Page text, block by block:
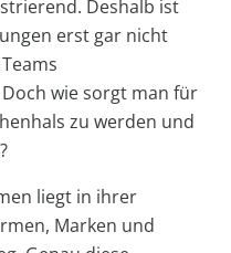
Deshalb ist
erst gar nicht
wie sorgt man für
zu werden und
liegt in ihrer
Marken und